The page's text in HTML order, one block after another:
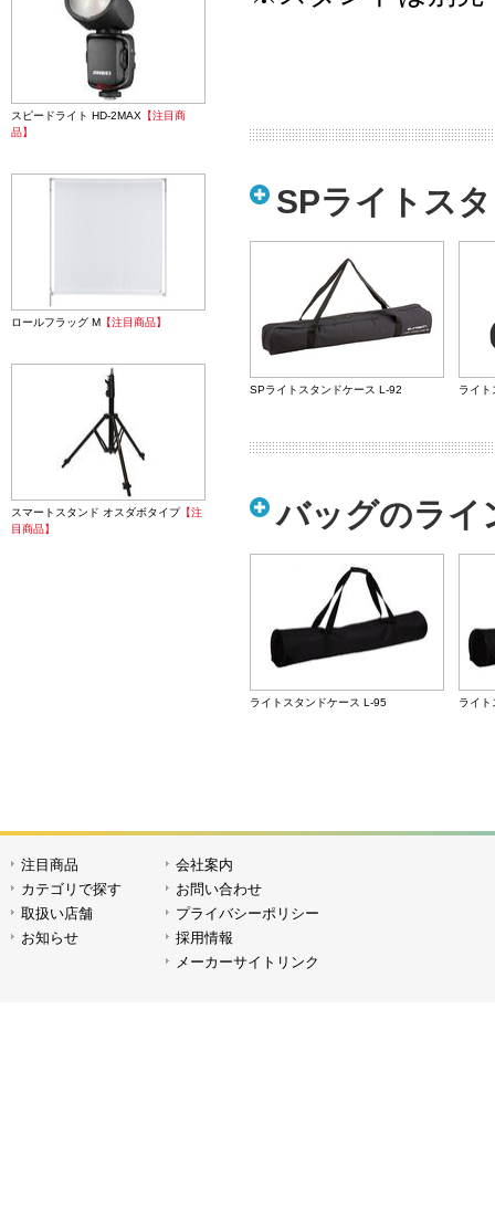
SPライトス
SPライトスタンドケース L-92 ライ
バッグのライ
ライトスタンドケース L-95 ライ
スピードライト HD-2MAX 【注目商
品】
ロールフラッグ M 【注目商品】
スマートスタンド オスダボタイプ【注
目商品】
注目商品
カテゴリで探す
取扱い店舗
お知らせ
会社案内
お問い合わせ
プライバシーポリシー
採用情報
メーカーサイトリンク